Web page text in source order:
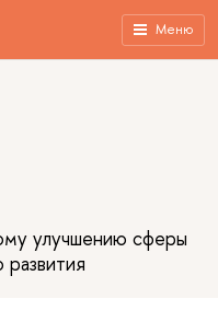
Меню
улучшению сферы
развития